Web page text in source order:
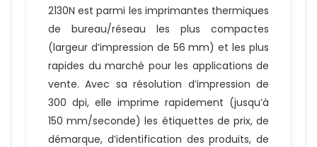
2130N est parmi les imprimantes thermiques
de bureau/réseau les plus compactes
(largeur d’impression de 56 mm) et les plus
rapides du marché pour les applications de
vente. Avec sa résolution d’impression de
300 dpi, elle imprime rapidement (jusqu’à
150 mm/seconde) les étiquettes de prix, de
démarque, d’identification des produits, de